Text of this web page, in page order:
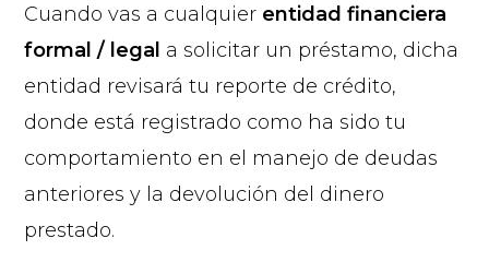
Cuando vas a cualquier entidad financiera
formal / legal a solicitar un préstamo, dicha
entidad revisará tu reporte de crédito,
donde está registrado como ha sido tu
comportamiento en el manejo de deudas
anteriores y la devolución del dinero
prestado.